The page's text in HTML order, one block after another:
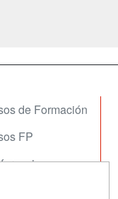
de Formación
FP